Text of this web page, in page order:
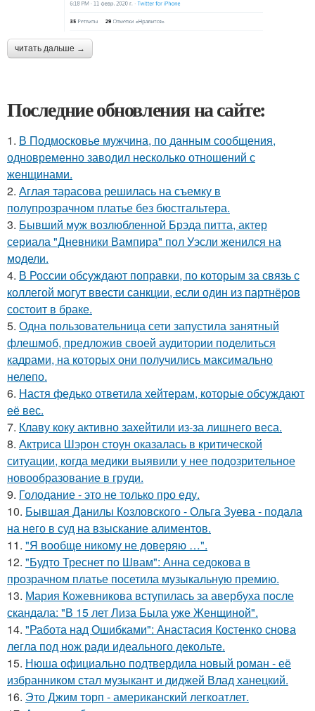
читать дальше →
Последние обновления на сайте:
1. В Подмосковье мужчина, по данным сообщения,
одновременно заводил несколько отношений с
женщинами.
2. Аглая тарасова решилась на съемку в
полупрозрачном платье без бюстгальтера.
3. Бывший муж возлюбленной Брэда питта, актер
сериала "Дневники Вампира" пол Уэсли женился на
модели.
4. В России обсуждают поправки, по которым за связь с
коллегой могут ввести санкции, если один из партнёров
состоит в браке.
5. Одна пользовательница сети запустила занятный
флешмоб, предложив своей аудитории поделиться
кадрами, на которых они получились максимально
нелепо.
6. Настя федько ответила хейтерам, которые обсуждают
её вес.
7. Клаву коку активно захейтили из-за лишнего веса.
8. Актриса Шэрон стоун оказалась в критической
ситуации, когда медики выявили у нее подозрительное
новообразование в груди.
9. Голодание - это не только про еду.
10. Бывшая Данилы Козловского - Ольга Зуева - подала
на него в суд на взыскание алиментов.
11. "Я вообще никому не доверяю …".
12. "Будто Треснет по Швам": Анна седокова в
прозрачном платье посетила музыкальную премию.
13. Мария Кожевникова вступилась за авербуха после
скандала: "В 15 лет Лиза Была уже Женщиной".
14. "Работа над Ошибками": Анастасия Костенко снова
легла под нож ради идеального декольте.
15. Нюша официально подтвердила новый роман - её
избранником стал музыкант и диджей Влад ханецкий.
16. Это Джим торп - американский легкоатлет.